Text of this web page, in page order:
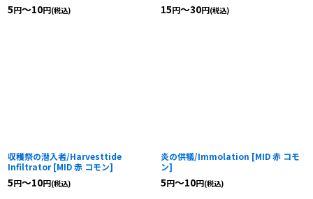
5円～10円(税込) 15円～30円(税込)
収穫祭の潜入者/Harvesttide
Infiltrator [MID 赤 コモン]
5円～10円(税込)
炎の供犠/Immolation [MID 赤 コモ
ン]
5円～10円(税込)